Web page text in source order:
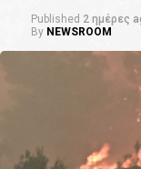
Published 2 ημέρες
By NEWSROOM